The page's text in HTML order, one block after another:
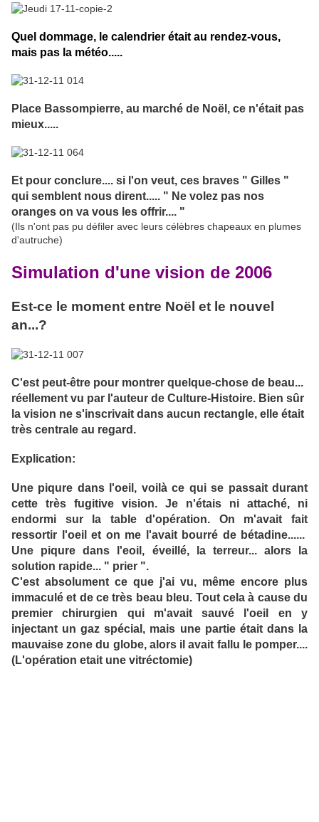
Quel dommage, le calendrier était au rendez-vous,
mais pas la météo.....
Place Bassompierre, au marché de Noël, ce n'était pas
mieux.....
Et pour conclure.... si l'on veut, ces braves " Gilles "
qui semblent nous dirent..... " Ne volez pas nos
oranges on va vous les offrir.... "
(Ils n'ont pas pu défiler avec leurs célèbres chapeaux en plumes
d'autruche)
Simulation d'une vision de 2006
Est-ce le moment entre Noël et le nouvel
an...?
C'est peut-être pour montrer quelque-chose de beau...
réellement vu par l'auteur de Culture-Histoire. Bien sûr
la vision ne s'inscrivait dans aucun rectangle, elle était
très centrale au regard.
Explication:
Une piqure dans l'oeil, voilà ce qui se passait durant
cette très fugitive vision. Je n'étais ni attaché, ni
endormi sur la table d'opération. On m'avait fait
ressortir l'oeil et on me l'avait bourré de bétadine......
Une piqure dans l'eoil, éveillé, la terreur... alors la
solution rapide... " prier ".
C'est absolument ce que j'ai vu, même encore plus
immaculé et de ce très beau bleu. Tout cela à cause du
premier chirurgien qui m'avait sauvé l'oeil en y
injectant un gaz spécial, mais une partie était dans la
mauvaise zone du globe, alors il avait fallu le pomper....
(L'opération etait une vitréctomie)